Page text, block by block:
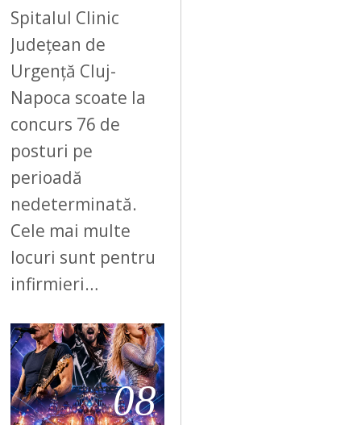
Spitalul Clinic
Județean de
Urgență Cluj-
Napoca scoate la
concurs 76 de
posturi pe
perioadă
nedeterminată.
Cele mai multe
locuri sunt pentru
infirmieri…
08